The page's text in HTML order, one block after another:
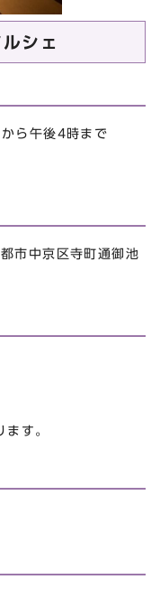
シェ
ら午後4時まで
市中京区寺町通御池
ます。